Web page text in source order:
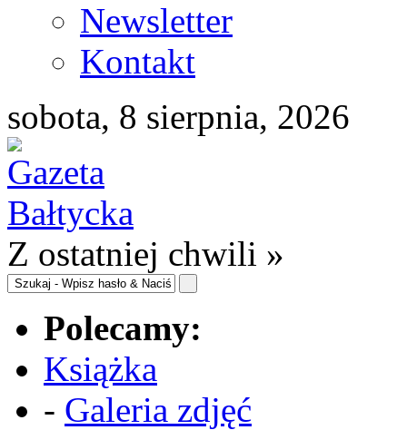
Newsletter
Kontakt
sobota, 8 sierpnia, 2026
Z ostatniej chwili »
Polecamy:
Książka
- Galeria zdjęć